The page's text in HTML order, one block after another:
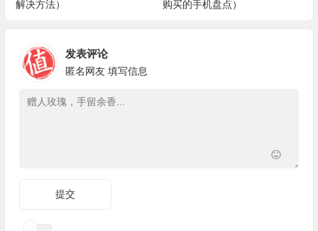
解决方法）
购买的手机盘点）
发表评论
匿名网友 填写信息